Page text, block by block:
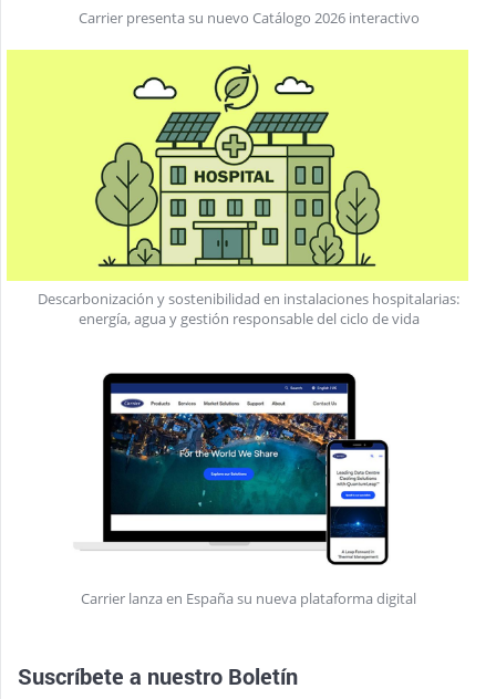
Carrier presenta su nuevo Catálogo 2026 interactivo
Descarbonización y sostenibilidad en instalaciones hospitalarias:
energía, agua y gestión responsable del ciclo de vida
Carrier lanza en España su nueva plataforma digital
Suscríbete a nuestro Boletín